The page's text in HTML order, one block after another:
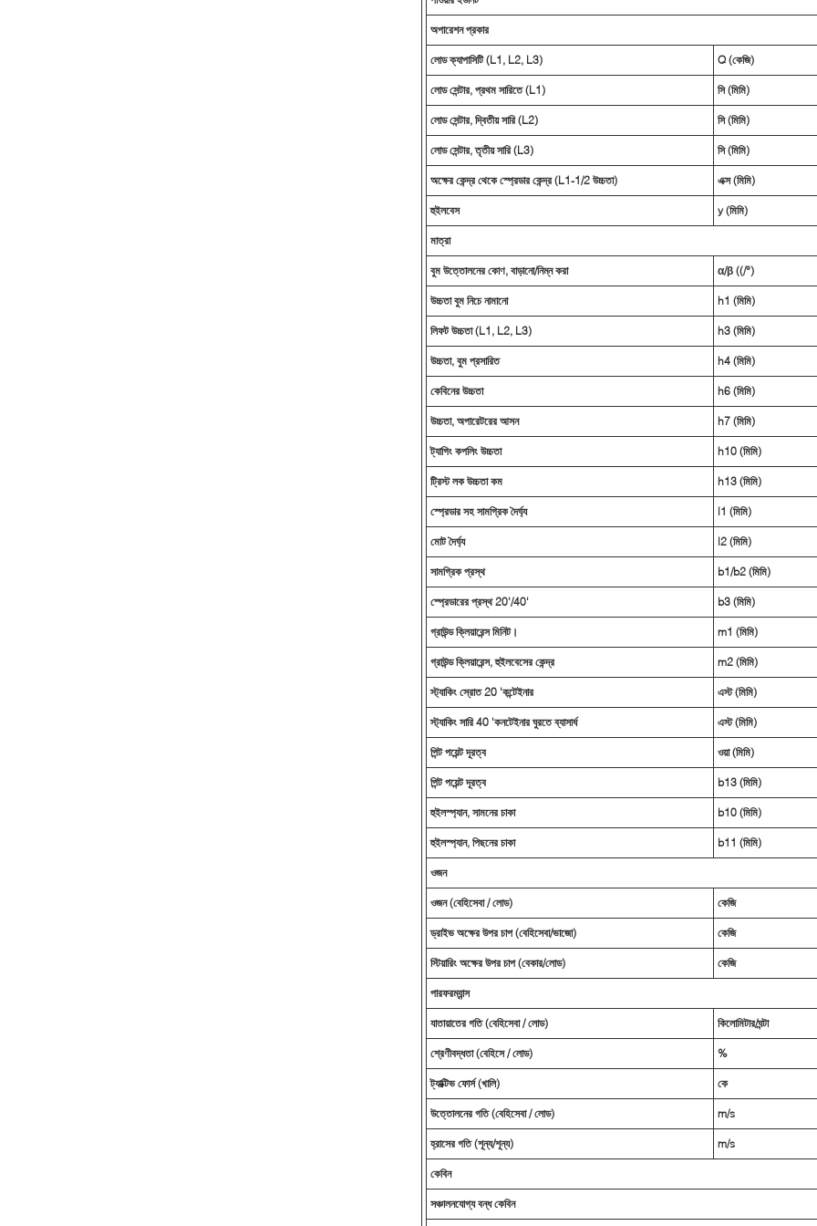
অপারেশন প্রকার
লোড ক্যাপাসিটি (L1, L2, L3) Q (কেজি)
লোড সেন্টার, প্রথম সারিতে (L1) সি (মিমি)
লোড সেন্টার, দ্বিতীয় সারি (L2) সি (মিমি)
লোড সেন্টার, তৃতীয় সারি (L3) সি (মিমি)
অক্ষের কেন্দ্র থেকে স্প্রেডার কেন্দ্র (L1-1/2 উচ্চতা) এক্স (মিমি)
হুইলবেস y (মিমি)
মাত্রা
বুম উত্তোলনের কোণ, বাড়ানো/নিম্ন করা α/β ((/°)
উচ্চতা বুম নিচে নামানো h1 (মিমি)
লিফট উচ্চতা (L1, L2, L3) h3 (মিমি)
উচ্চতা, বুম প্রসারিত h4 (মিমি)
কেবিনের উচ্চতা h6 (মিমি)
উচ্চতা, অপারেটরের আসন h7 (মিমি)
ট্যাগিং কপলিং উচ্চতা h10 (মিমি)
ট্রিস্ট লক উচ্চতা কম h13 (মিমি)
স্প্রেডার সহ সামগ্রিক দৈর্ঘ্য l1 (মিমি)
মোট দৈর্ঘ্য l2 (মিমি)
সামগ্রিক প্রস্থ b1/b2 (মিমি)
স্প্রেডারের প্রস্থ 20'/40' b3 (মিমি)
গ্রাউন্ড ক্লিয়ারেন্স মিনিট। m1 (মিমি)
গ্রাউন্ড ক্লিয়ারেন্স, হুইলবেসের কেন্দ্র m2 (মিমি)
স্ট্যাকিং স্রোত 20 'কন্টেইনার এস্ট (মিমি)
স্ট্যাকিং সারি 40 'কনটেইনার ঘুরতে ব্যাসার্ধ এস্ট (মিমি)
পিন্ট পয়েন্ট দূরত্ব ওয়া (মিমি)
পিন্ট পয়েন্ট দূরত্ব b13 (মিমি)
হুইলস্প্যান, সামনের চাকা b10 (মিমি)
হুইলস্প্যান, পিছনের চাকা b11 (মিমি)
ওজন
ওজন (বেহিসেবা / লোড) কেজি
ড্রাইভ অক্ষের উপর চাপ (বেহিসেবা/ভাজো) কেজি
স্টিয়ারিং অক্ষের উপর চাপ (বেকার/লোড) কেজি
পারফরম্যান্স
যাতায়াতের গতি (বেহিসেবা / লোড) কিলোমিটার/ঘন্টা
শ্রেণীবদ্ধতা (বেহিসে / লোড) %
ট্যাক্টিভ ফোর্স (খালি) কে
উত্তোলনের গতি (বেহিসেবা / লোড) m/s
হ্রাসের গতি (শূন্য/শূন্য) m/s
কেবিন
সঞ্চালনযোগ্য বন্ধ কেবিন